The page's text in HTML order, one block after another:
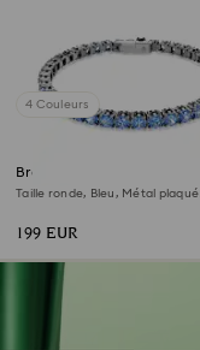
4 Couleurs
Bracelet Tennis Matrix
Taille ronde, Bleu, Métal plaqué
199 EUR